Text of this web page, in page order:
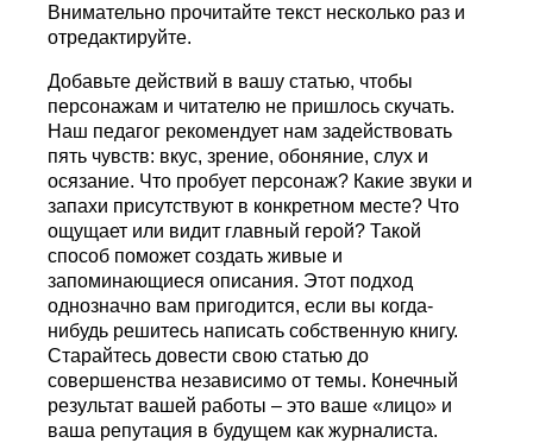
Внимательно прочитайте текст несколько раз и
отредактируйте.
Добавьте действий в вашу статью, чтобы
персонажам и читателю не пришлось скучать.
Наш педагог рекомендует нам задействовать
пять чувств: вкус, зрение, обоняние, слух и
осязание. Что пробует персонаж? Какие звуки и
запахи присутствуют в конкретном месте? Что
ощущает или видит главный герой? Такой
способ поможет создать живые и
запоминающиеся описания. Этот подход
однозначно вам пригодится, если вы когда-
нибудь решитесь написать собственную книгу.
Старайтесь довести свою статью до
совершенства независимо от темы. Конечный
результат вашей работы – это ваше «лицо» и
ваша репутация в будущем как журналиста.